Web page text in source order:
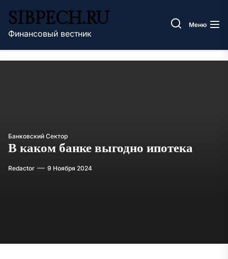
содержимому
SIBPECH.RU
Финансовый вестник
Меню
Банковский Сектор
В каком банке выгодно ипотека
Redactor 9 Ноября 2024